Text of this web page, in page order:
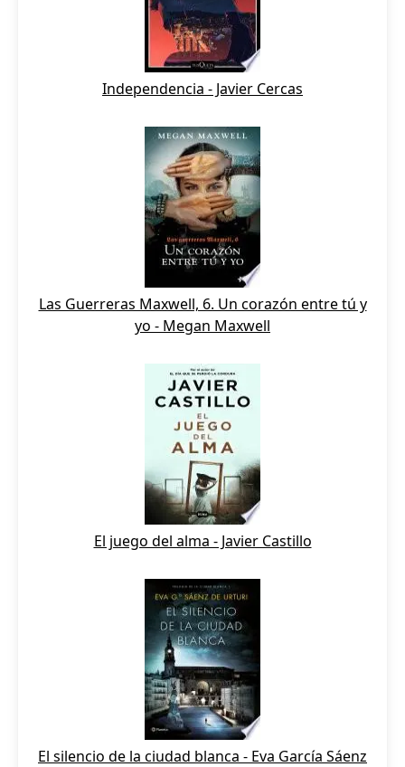
Independencia - Javier Cercas
Las Guerreras Maxwell, 6. Un corazón entre tú y
yo - Megan Maxwell
El juego del alma - Javier Castillo
El silencio de la ciudad blanca - Eva García Sáenz